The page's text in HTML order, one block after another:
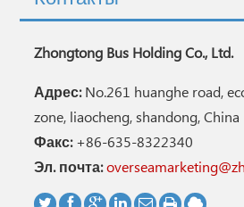
Zhongtong Bus Holding Co., Ltd.
Адрес:No.261 huanghe road,
zone, liaocheng, shandong, China
Факс:+86-635-8322340
Эл. почта: